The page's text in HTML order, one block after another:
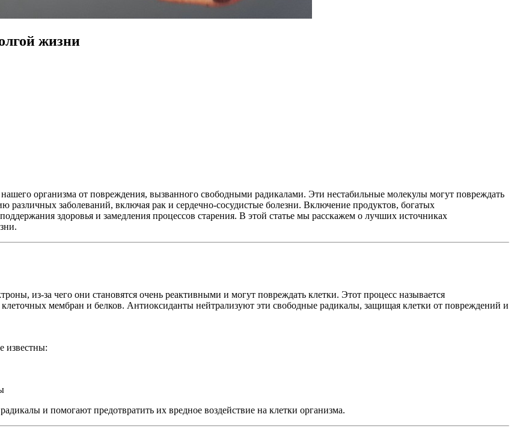
жизни
организма от повреждения, вызванного свободными радикалами. Эти нестабильные молекулы могут повреждать
различных заболеваний, включая рак и сердечно-сосудистые болезни. Включение продуктов, богатых
здоровья и замедления процессов старения. В этой статье мы расскажем о лучших источниках
из-за чего они становятся очень реактивными и могут повреждать клетки. Этот процесс называется
мембран и белков. Антиоксиданты нейтрализуют эти свободные радикалы, защищая клетки от повреждений и
известны:
и помогают предотвратить их вредное воздействие на клетки организма.